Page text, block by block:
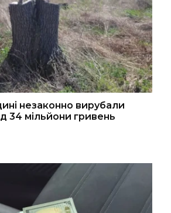
незаконно вирубали
34 мільйони гривень